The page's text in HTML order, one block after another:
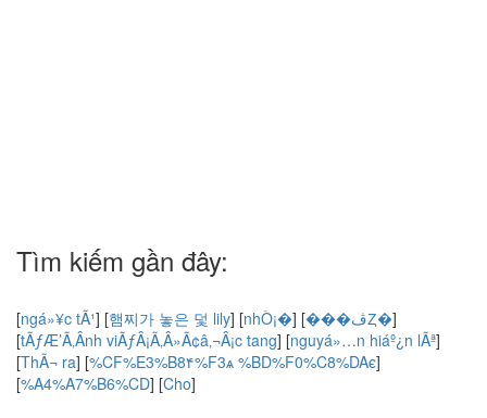
Tìm kiếm gần đây:
[ngá»¥c tÃ¹] [햄찌가 놓은 덫 lily] [nhÒ¡�] [ ���ڤȤ�]
[tÃƒÆ’Ã‚Â­nh viÃƒÂ¡Ã‚Â»Ã¢â‚¬Â¡c tang] [nguyá»…n hiáº¿n lÃª]
[ThÃ¬ ra] [%CF%E3%B8۴%F3ѧ %BD%F0%C8%DAϵ]
[%A4%A7%B6%CD] [Cho]